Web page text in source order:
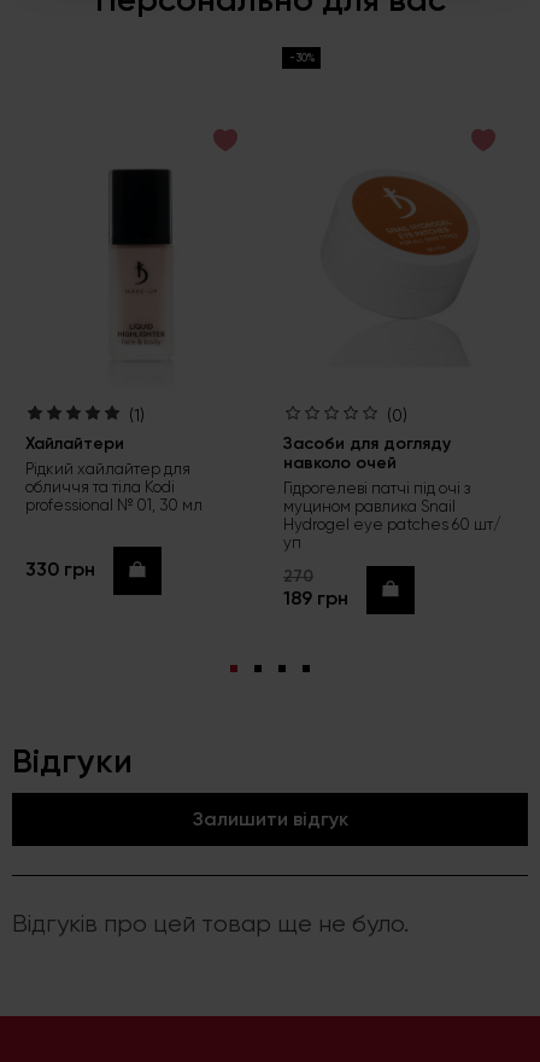
(1)
Хайлайтери
Рідкий хайлайтер для
обличчя та тіла Kodi
professional № 01, 30 мл
330 грн Купити
-30%
(0)
Засоби для догляду
навколо очей
Гідрогелеві патчі під очі з
муцином равлика Snail
Hydrogel eye patches 60 шт/
уп
270
189 грн Купити
Відгуки
Залишити відгук
Відгуків про цей товар ще не було.